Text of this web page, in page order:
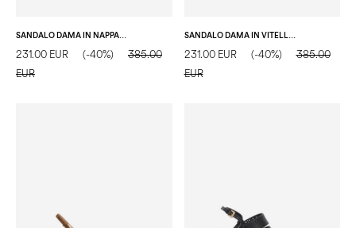
SANDALO DAMA IN NAPPA LAMINATA ARGENTO
231.00 EUR (-40%)
385.00
EUR
SANDALO DAMA IN VITELLO BLUE
231.00 EUR (-40%)
385.00
EUR